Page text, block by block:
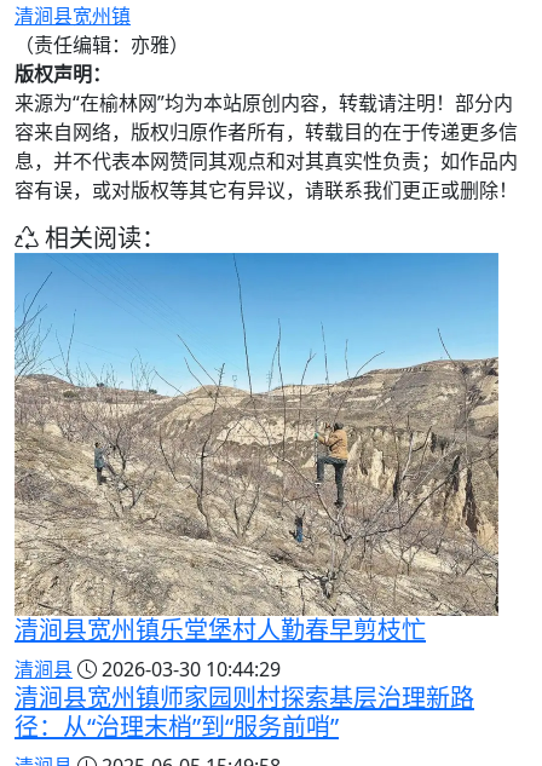
清涧县宽州镇
（责任编辑：亦雅）
版权声明：
来源为“在榆林网”均为本站原创内容，转载请注明！部分内
容来自网络，版权归原作者所有，转载目的在于传递更多信
息，并不代表本网赞同其观点和对其真实性负责；如作品内
容有误，或对版权等其它有异议，请联系我们更正或删除！
相关阅读：
清涧县宽州镇乐堂堡村人勤春早剪枝忙
清涧县 2026-03-30 10:44:29
清涧县宽州镇师家园则村探索基层治理新路
径：从“治理末梢”到“服务前哨”